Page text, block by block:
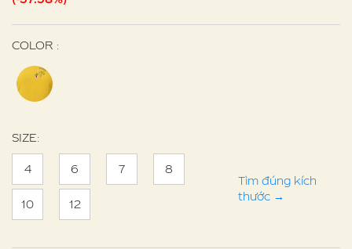
COLOR :
SIZE:
4 6 7 8
10 12
Tìm đúng kích
thước →